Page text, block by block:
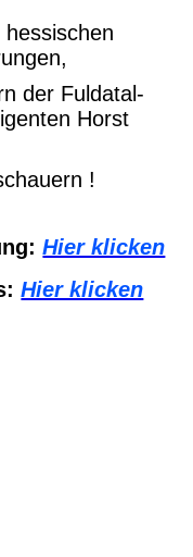
der Fuldatal-
Horst
!
Hier klicken
Hier klicken